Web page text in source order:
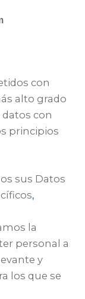
con
alto grado
con
principios
sus Datos
,
la
personal a
y
los que se